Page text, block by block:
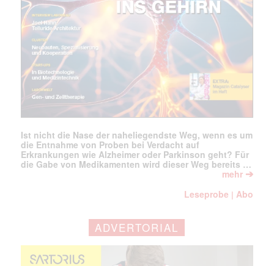
(erforderlich)
Ist nicht die Nase der naheliegendste Weg, wenn es um
die Entnahme von Proben bei Verdacht auf
Erkrankungen wie Alzheimer oder Parkinson geht? Für
die Gabe von Medikamenten wird dieser Weg bereits …
mehr ➔
Leseprobe |Abo
ADVERTORIAL